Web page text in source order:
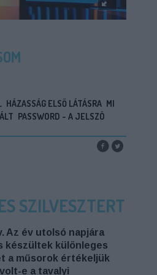
HÁZASSÁG ELSŐ LÁTÁSRA MI
PASSWORD - A JELSZÓ
SZILVESZTERT
Az év utolsó napjára
készültek különleges
a műsorok értékeljük
e a tavalyi